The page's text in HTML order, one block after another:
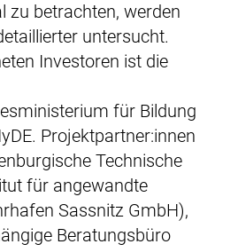
betrachten, werden
untersucht.
Investoren ist die
für Bildung
Projektpartner:innen
Technische
für angewandte
Sassnitz GmbH),
Beratungsbüro